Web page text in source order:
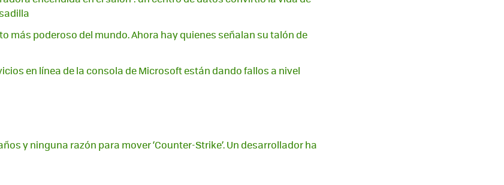
más poderoso del mundo. Ahora hay quienes señalan su talón de
en línea de la consola de Microsoft están dando fallos a nivel
y ninguna razón para mover ‘Counter-Strike’. Un desarrollador ha